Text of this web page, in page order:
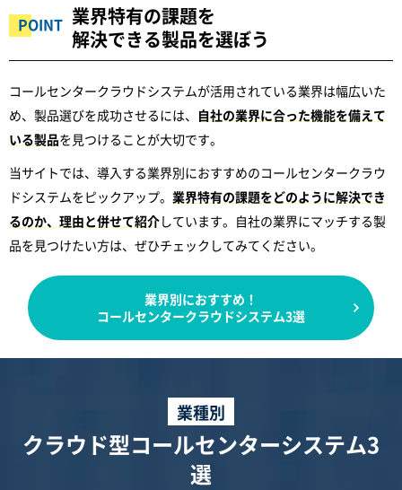
業界特有の課題を
解決できる製品を選ぼう
コールセンタークラウドシステムが活用されている業界は幅広いた
め、製品選びを成功させるには、 自社の業界に合った機能を備えて
いる製品を見つけることが大切です。
当サイトでは、導入する業界別におすすめのコールセンタークラウ
ドシステムをピックアップ。 業界特有の課題をどのように解決でき
るのか、理由と併せて紹介しています。自社の業界にマッチする製
品を見つけたい方は、ぜひチェックしてみてください。
業界別におすすめ！
コールセンタークラウドシステム3選
業種別
クラウド型コールセンターシステム3
選